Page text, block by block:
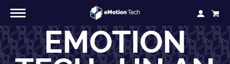
EMOTION